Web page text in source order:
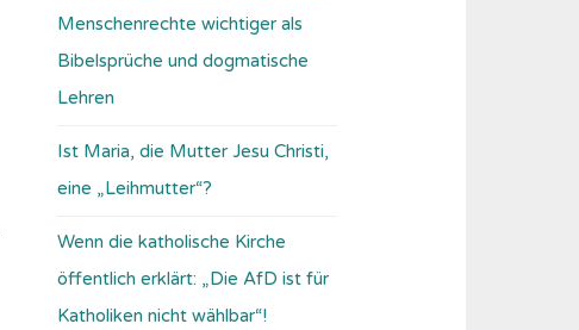
Menschenrechte wichtiger als
Bibelsprüche und dogmatische
Lehren
Ist Maria, die Mutter Jesu Christi,
eine „Leihmutter“?
Wenn die katholische Kirche
öffentlich erklärt: „Die AfD ist für
Katholiken nicht wählbar“!